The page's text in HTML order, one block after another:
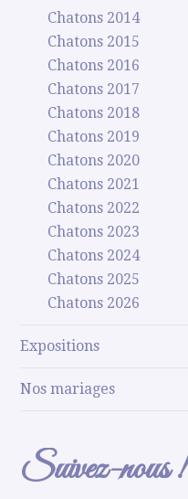
Chatons 2014
Chatons 2015
Chatons 2016
Chatons 2017
Chatons 2018
Chatons 2019
Chatons 2020
Chatons 2021
Chatons 2022
Chatons 2023
Chatons 2024
Chatons 2025
Chatons 2026
Expositions
Nos mariages
Suivez-nous !